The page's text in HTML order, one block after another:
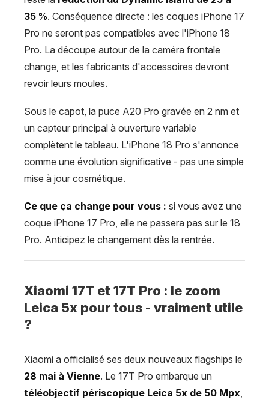
35 %. Conséquence directe : les coques iPhone 17
Pro ne seront pas compatibles avec l'iPhone 18
Pro. La découpe autour de la caméra frontale
change, et les fabricants d'accessoires devront
revoir leurs moules.
Sous le capot, la puce A20 Pro gravée en 2 nm et
un capteur principal à ouverture variable
complètent le tableau. L'iPhone 18 Pro s'annonce
comme une évolution significative - pas une simple
mise à jour cosmétique.
Ce que ça change pour vous : si vous avez une
coque iPhone 17 Pro, elle ne passera pas sur le 18
Pro. Anticipez le changement dès la rentrée.
Xiaomi 17T et 17T Pro : le zoom
Leica 5x pour tous - vraiment utile
?
Xiaomi a officialisé ses deux nouveaux flagships le
28 mai à Vienne. Le 17T Pro embarque un
téléobjectif périscopique Leica 5x de 50 Mpx,